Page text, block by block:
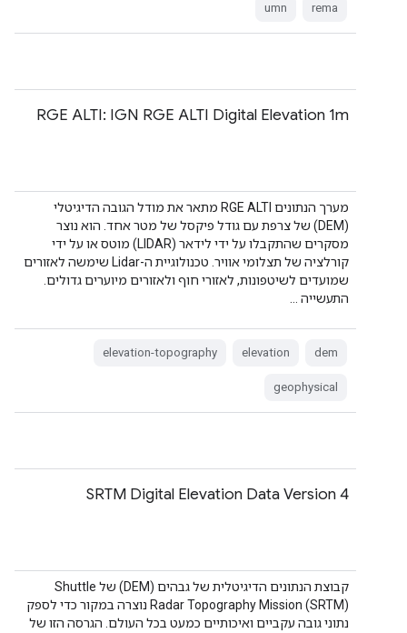
rema
umn
RGE ALTI: IGN RGE ALTI Digital Elevation 1m
מערך הנתונים RGE ALTI מתאר את מודל הגובה הדיגיטלי
(DEM) של צרפת עם גודל פיקסל של מטר אחד. הוא נוצר
מסקרים שהתקבלו על ידי לידאר (LIDAR) מוטס או על ידי
קורלציה של תצלומי אוויר. טכנולוגיית ה-Lidar שימשה לאזורים
שמועדים לשיטפונות, לאזורי חוף ולאזורים מיוערים גדולים.
התעשייה …
dem
elevation
elevation-topography
geophysical
SRTM Digital Elevation Data Version 4
קבוצת הנתונים הדיגיטלית של גבהים (DEM) של Shuttle
Radar Topography Mission (SRTM) נוצרה במקור כדי לספק
נתוני גובה עקביים ואיכותיים כמעט בכל העולם. הגרסה הזו של